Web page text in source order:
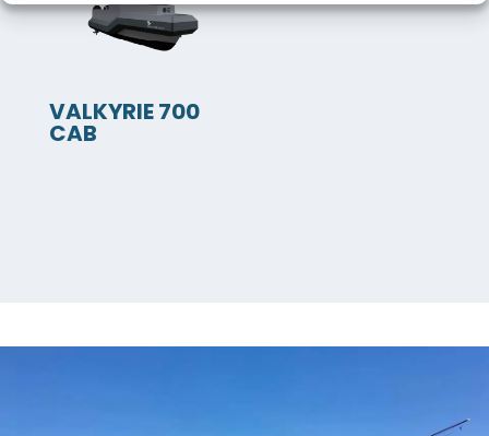
VALKYRIE 700
CAB